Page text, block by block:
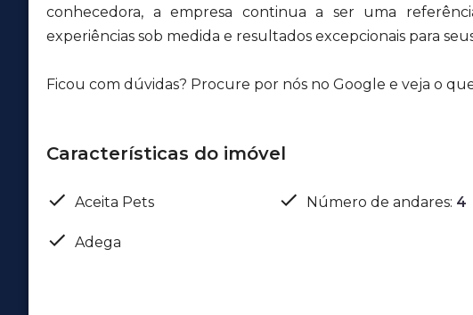
conhecedora, a empresa continua a ser uma
experiências sob medida e resultados excepcionais para
Ficou com dúvidas? Procure por nós no Google e veja o
Características do imóvel
Aceita Pets Número de andares: 4
Adega